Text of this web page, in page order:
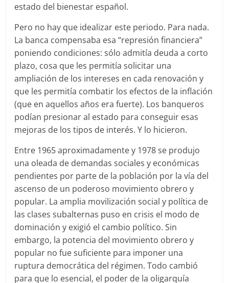
estado del bienestar español.
Pero no hay que idealizar este periodo. Para nada.
La banca compensaba esa “represión financiera”
poniendo condiciones: sólo admitía deuda a corto
plazo, cosa que les permitía solicitar una
ampliación de los intereses en cada renovación y
que les permitía combatir los efectos de la inflación
(que en aquellos años era fuerte). Los banqueros
podían presionar al estado para conseguir esas
mejoras de los tipos de interés. Y lo hicieron.
Entre 1965 aproximadamente y 1978 se produjo
una oleada de demandas sociales y económicas
pendientes por parte de la población por la vía del
ascenso de un poderoso movimiento obrero y
popular. La amplia movilización social y política de
las clases subalternas puso en crisis el modo de
dominación y exigió el cambio político. Sin
embargo, la potencia del movimiento obrero y
popular no fue suficiente para imponer una
ruptura democrática del régimen. Todo cambió
para que lo esencial, el poder de la oligarquía